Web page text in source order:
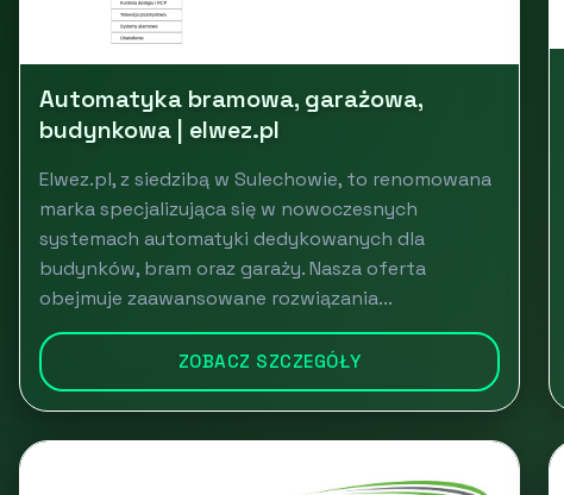
Automatyka bramowa, garażowa,
budynkowa | elwez.pl
Elwez.pl, z siedzibą w Sulechowie, to renomowana
marka specjalizująca się w nowoczesnych
systemach automatyki dedykowanych dla
budynków, bram oraz garaży. Nasza oferta
obejmuje zaawansowane rozwiązania...
ZOBACZ SZCZEGÓŁY